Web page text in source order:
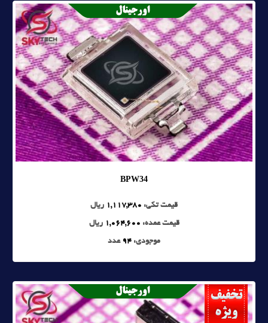
BPW34
قیمت تکی: 1,117,380 ریال
قیمت عمده: 1,064,600 ریال
موجودی: 94 عدد